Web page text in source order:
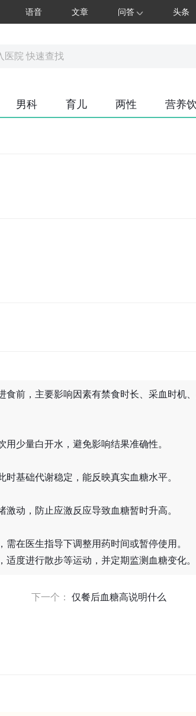
语音 文章 问答 头条
男科 育儿 两性 营养
食前，主要影响因素有禁食时长、采血时机
少量白开水，避免影响结果准确性。
基础代谢稳定，能反映真实血糖水平。
动，防止应激反应导致血糖暂时升高。
在医生指导下调整用药时间或暂停使用。
度进行散步等运动，并定期监测血糖变化。
下一个： 仅餐后血糖高说明什么